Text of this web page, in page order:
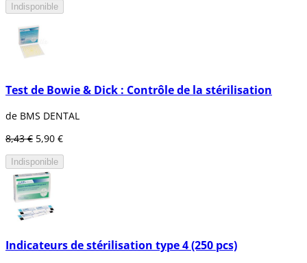
Indisponible
Test de Bowie & Dick : Contrôle de la stérilisation
de BMS DENTAL
8,43 € 5,90 €
Indisponible
Indicateurs de stérilisation type 4 (250 pcs)